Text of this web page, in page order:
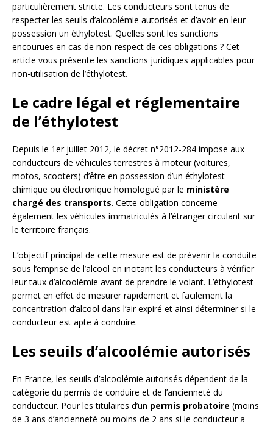
particulièrement stricte. Les conducteurs sont tenus de
respecter les seuils d’alcoolémie autorisés et d’avoir en leur
possession un éthylotest. Quelles sont les sanctions
encourues en cas de non-respect de ces obligations ? Cet
article vous présente les sanctions juridiques applicables pour
non-utilisation de l’éthylotest.
Le cadre légal et réglementaire
de l’éthylotest
Depuis le 1er juillet 2012, le décret n°2012-284 impose aux
conducteurs de véhicules terrestres à moteur (voitures,
motos, scooters) d’être en possession d’un éthylotest
chimique ou électronique homologué par le ministère
chargé des transports. Cette obligation concerne
également les véhicules immatriculés à l’étranger circulant sur
le territoire français.
L’objectif principal de cette mesure est de prévenir la conduite
sous l’emprise de l’alcool en incitant les conducteurs à vérifier
leur taux d’alcoolémie avant de prendre le volant. L’éthylotest
permet en effet de mesurer rapidement et facilement la
concentration d’alcool dans l’air expiré et ainsi déterminer si le
conducteur est apte à conduire.
Les seuils d’alcoolémie autorisés
En France, les seuils d’alcoolémie autorisés dépendent de la
catégorie du permis de conduire et de l’ancienneté du
conducteur. Pour les titulaires d’un permis probatoire (moins
de 3 ans d’ancienneté ou moins de 2 ans si le conducteur a